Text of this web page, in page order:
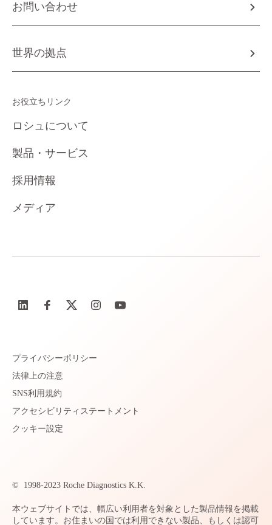
お問い合わせ
世界の拠点
お役立ちリンク
ロシュについて
製品・サービス
採用情報
メディア
プライバシーポリシー
法律上の注意
SNS利用規約
アクセシビリティステートメント
クッキー設定
© 1998-2023 Roche Diagnostics K.K.
本ウェブサイトでは、幅広い利用者を対象とした製品情報を掲載
しています。お住まいの国では利用できない製品、もしくは認可